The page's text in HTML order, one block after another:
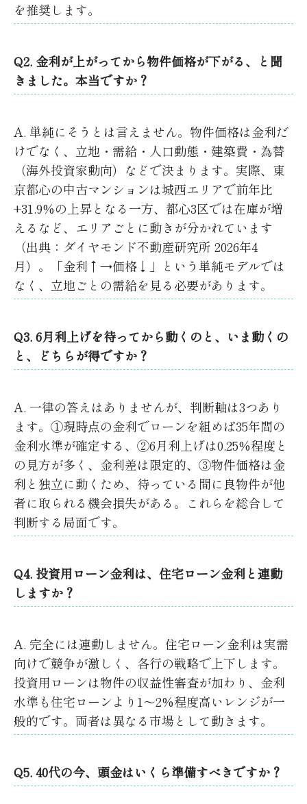
を推奨します。
Q2. 金利が上がってから物件価格が下がる、と聞
きました。本当ですか？
A. 単純にそうとは言えません。物件価格は金利だ
けでなく、立地・需給・人口動態・建築費・為替
（海外投資家動向）などで決まります。実際、東
京都心の中古マンションは城西エリアで前年比
+31.9%の上昇となる一方、都心3区では在庫が増
えるなど、エリアごとに動きが分かれています
（出典：ダイヤモンド不動産研究所 2026年4
月）。「金利↑→価格↓」という単純モデルでは
なく、立地ごとの需給を見る必要があります。
Q3. 6月利上げを待ってから動くのと、いま動くの
と、どちらが得ですか？
A. 一律の答えはありませんが、判断軸は3つあり
ます。①現時点の金利でローンを組めば35年間の
金利水準が確定する、②6月利上げは0.25%程度と
の見方が多く、金利差は限定的、③物件価格は金
利と独立に動くため、待っている間に良物件が他
者に取られる機会損失がある。これらを総合して
判断する局面です。
Q4. 投資用ローン金利は、住宅ローン金利と連動
しますか？
A. 完全には連動しません。住宅ローン金利は実需
向けで競争が激しく、各行の戦略で上下します。
投資用ローンは物件の収益性審査が加わり、金利
水準も住宅ローンより1〜2%程度高いレンジが一
般的です。両者は異なる市場として動きます。
Q5. 40代の今、頭金はいくら準備すべきですか？